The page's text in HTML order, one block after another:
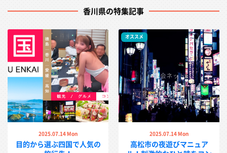
香川県の特集記事
2025.07.14 Mon
目的から選ぶ四国で人気の
オススメ
2025.07.14 Mon
高松市の夜遊びマニュア